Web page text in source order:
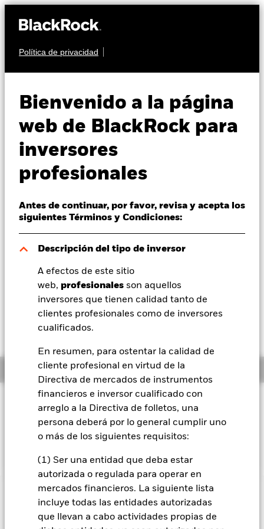
Política de privacidad
Bienvenido a la página
web de BlackRock para
inversores
profesionales
Antes de continuar, por favor, revisa y acepta los
siguientes Términos y Condiciones:
Descripción del tipo de inversor
A efectos de este sitio
web, profesionales son aquellos
inversores que tienen calidad tanto de
clientes profesionales como de inversores
cualificados.
En resumen, para ostentar la calidad de
cliente profesional en virtud de la
Directiva de mercados de instrumentos
financieros e inversor cualificado con
arreglo a la Directiva de folletos, una
persona deberá por lo general cumplir uno
o más de los siguientes requisitos:
(1) Ser una entidad que deba estar
autorizada o regulada para operar en
mercados financieros. La siguiente lista
incluye todas las entidades autorizadas
que llevan a cabo actividades propias de
Perspectivas
Visión de mercado
Educación
Profesionales
España
Change location
BlackRock
iShares
Nuestra compañía
World Small Cap
UCITS ETF
USD 10,65
Variación del valor liquidativo a 07 ago 2026
USD 0,10 (0,91%)
Rentabilidad total medida con valor liquidativo a 06 ago 2026
16,72%
Información general
Filosofía de inversión
El Fondo trata de reproducir la rentabilidad de las empresas
todo el mundo.
INFORMACIÓN IMPORTANTE: Capital en Riesgo.
de las inversiones y los ingresos derivados de ellas pueden
subir o bajar, y no están garantizados. Es posible que los